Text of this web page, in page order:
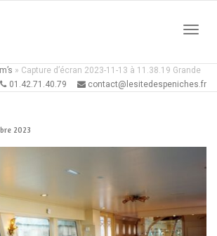
» Capture d’écran 2023-11-13 à 11.38.19 Grande
01.42.71.40.79 contact@lesitedespeniches.fr
2023